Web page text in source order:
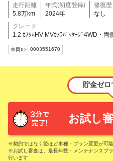
走行距離
5.8万km
年式(初度登録)
2024年
修復歴
なし
グレード
1.2 ｶｽﾀﾑHV MVｶﾒﾗﾊﾟｯｹｰｼﾞ4WD・両
車両ID 0003551670
貯金ゼロ
お試し
※契約ではなく後ほど車種・プラン変更が可
※お試し審査は、最長年数・メンテナンスプ
行います